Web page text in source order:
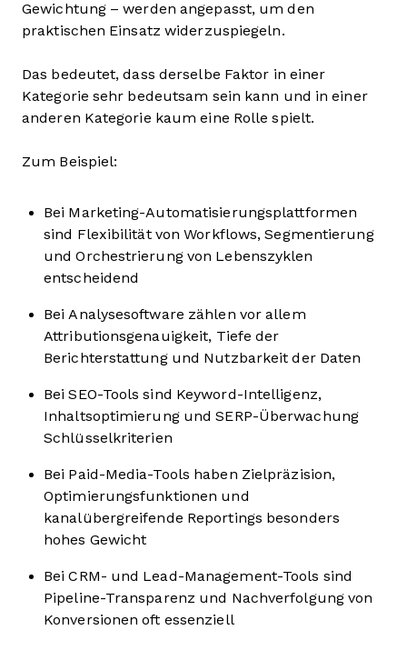
Gewichtung – werden angepasst, um den
praktischen Einsatz widerzuspiegeln.
Das bedeutet, dass derselbe Faktor in einer
Kategorie sehr bedeutsam sein kann und in einer
anderen Kategorie kaum eine Rolle spielt.
Zum Beispiel:
Bei Marketing-Automatisierungsplattformen
sind Flexibilität von Workflows, Segmentierung
und Orchestrierung von Lebenszyklen
entscheidend
Bei Analysesoftware zählen vor allem
Attributionsgenauigkeit, Tiefe der
Berichterstattung und Nutzbarkeit der Daten
Bei SEO-Tools sind Keyword-Intelligenz,
Inhaltsoptimierung und SERP-Überwachung
Schlüsselkriterien
Bei Paid-Media-Tools haben Zielpräzision,
Optimierungsfunktionen und
kanalübergreifende Reportings besonders
hohes Gewicht
Bei CRM- und Lead-Management-Tools sind
Pipeline-Transparenz und Nachverfolgung von
Konversionen oft essenziell